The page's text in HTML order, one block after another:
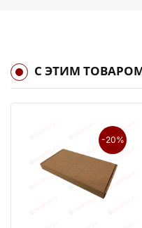
С ЭТИМ
-20%